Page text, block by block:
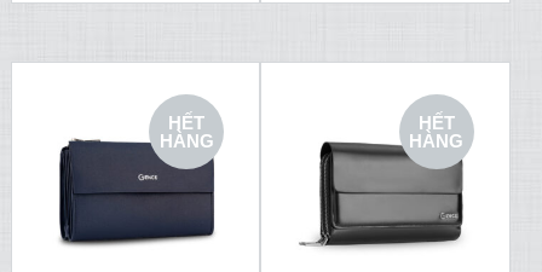
HẾT
HÀNG
HẾT
HÀNG